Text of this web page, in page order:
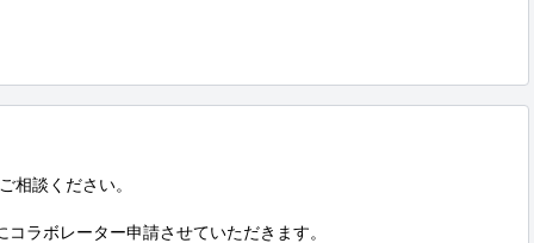
相談ください。
ラボレーター申請させていただきます。